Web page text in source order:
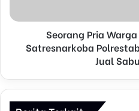
Seorang Pria
Satresnarkoba
Jual